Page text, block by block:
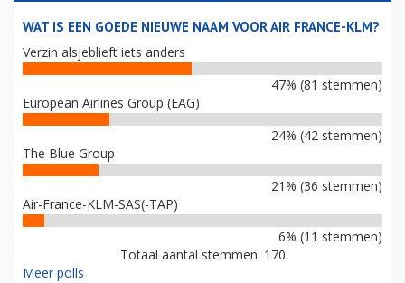
WAT IS EEN GOEDE NIEUWE NAAM VOOR AIR FRANCE-KLM?
Verzin alsjeblieft iets anders
47% (81 stemmen)
European Airlines Group (EAG)
24% (42 stemmen)
The Blue Group
21% (36 stemmen)
Air-France-KLM-SAS(-TAP)
6% (11 stemmen)
Totaal aantal stemmen: 170
Meer polls